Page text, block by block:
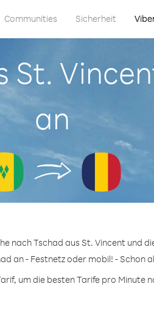
Communities Sicherheit
St.
an
nach Tschad aus St. Vincent und
an - Festnetz oder mobil! - Schon
um die besten Tarife pro Minute